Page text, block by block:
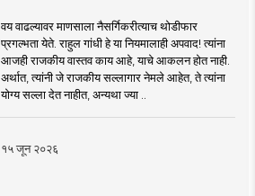
वय वाढल्यावर माणसाला नैसर्गिकरीत्याच थोडीफार
प्रगल्भता येते. राहुल गांधी हे या नियमालाही अपवाद! त्यांना
आजही राजकीय वास्तव काय आहे, याचे आकलन होत नाही.
अर्थात, त्यांनी जे राजकीय सल्लागार नेमले आहेत, ते त्यांना
योग्य सल्ला देत नाहीत, अन्यथा ज्या ..
१५ जून २०२६